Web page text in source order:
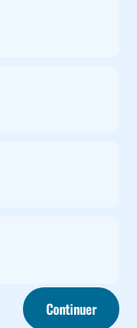
Continuer